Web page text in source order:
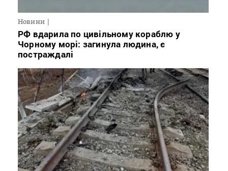
Новини
РФ вдарила по цивільному кораблю у
Чорному морі: загинула людина, є
постраждалі